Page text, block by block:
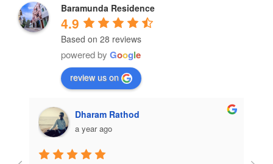
Baramunda Residence
4.9
Based on 28 reviews
powered by Google
review us on
Dharam Rathod
a year ago